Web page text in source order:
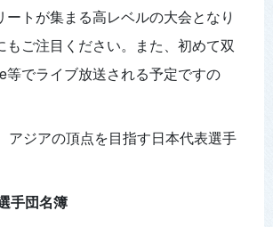
トが集まる高レベルの大会となり
ご注目ください。また、初めて双
でライブ放送される予定ですの
ジアの頂点を目指す日本代表選手
手団名簿